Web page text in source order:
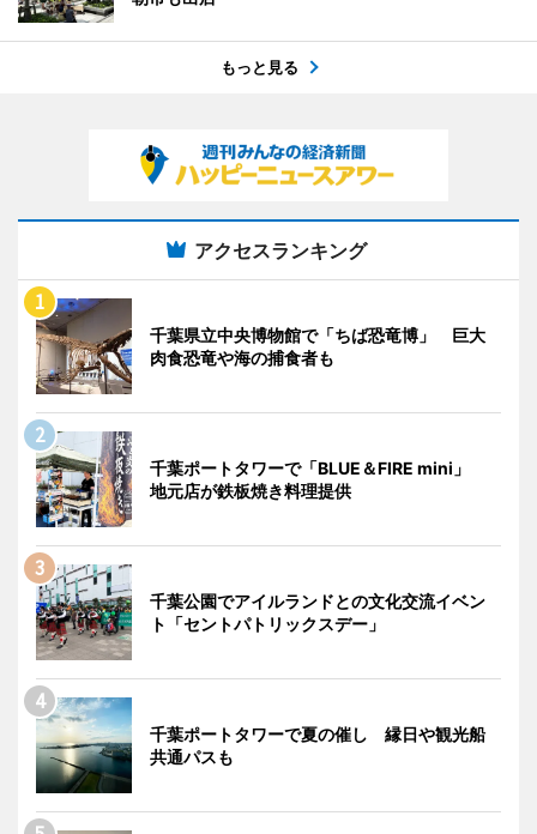
もっと見る
アクセスランキング
千葉県立中央博物館で「ちば恐竜博」 巨大
肉食恐竜や海の捕食者も
千葉ポートタワーで「BLUE＆FIRE mini」
地元店が鉄板焼き料理提供
千葉公園でアイルランドとの文化交流イベン
ト「セントパトリックスデー」
千葉ポートタワーで夏の催し 縁日や観光船
共通パスも